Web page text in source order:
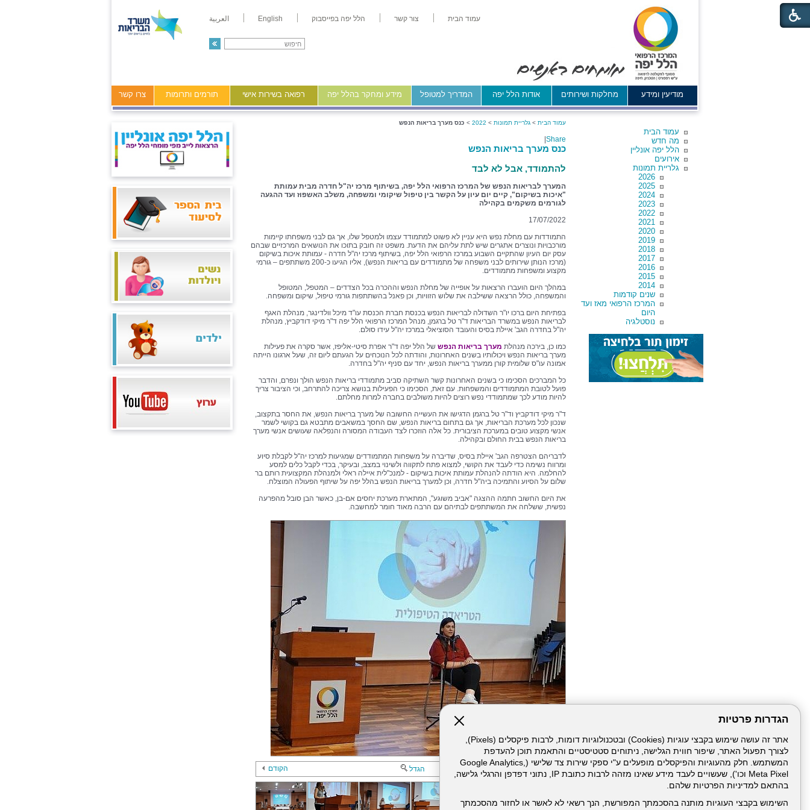
הגדרות פרטיות
אתר זה עושה שימוש בקבצי עוגיות (Cookies) ובטכנולוגיות דומות, לרבות פיקסלים (Pixels),
לצורך תפעול האתר, שיפור חווית הגלישה, ניתוחים סטטיסטיים והתאמת תוכן להעדפת
המשתמש. חלק מהעוגיות והפיקסלים מופעלים ע"י ספקי שירות צד שלישי (Google Analytics,
Meta Pixel וכו'), שעשויים לעבד מידע שאינו מזהה לרבות כתובת IP, נתוני דפדפן והרגלי גלישה,
בהתאם למדיניות הפרטיות שלהם.
השימוש בקבצי העוגיות מותנה בהסכמתך המפורשת, הנך רשאי לא לאשר או לחזור מהסכמתך
עמוד הבית צור קשר הלל יפה בפייסבוק English العربية
מודיעין ומידע מחלקות ושירותים אודות הלל יפה המדריך למטופל מידע ומחקר בהלל יפה רפואה בשירות אישי תורמים ותרומות צרו קשר
עמוד הבית
מה חדש
הלל יפה אונליין
אירועים
גלריית תמונות
2026
2025
2024
2023
2022
2021
2020
2019
2018
2017
2016
2015
2014
שנים קודמות
המרכז הרפואי מאז ועד
היום
נוסטלגיה
עמוד הבית > גלריית תמונות >
2022
> כנס מערך בריאות הנפש
Share
כנס מערך בריאות הנפש
להתמודד, אבל לא לבד
המערך לבריאות הנפש של המרכז הרפואי הלל יפה, בשיתוף מרכז יה"ל חדרה מבית עמותת
"איכות בשיקום", קיים יום עיון על הקשר בין טיפול שיקומי ומשפחה, משלב האשפוז ועד ההגעה
לגורמים משקמים בקהילה
17/07/2022
התמודדות עם מחלת נפש היא עניין לא פשוט למתמודד עצמו ולמטפל שלו, אך גם לבני משפחתו קיימות
מורכבויות ונוצרים אתגרים שיש לתת עליהם את הדעת. משפט זה חובק בתוכו את הנושאים המרכזיים שבהם
עסק יום העיון שהתקיים השבוע במרכז הרפואי הלל יפה, בשיתוף מרכז יה"ל חדרה - עמותת איכות בשיקום
(מרכז הנותן שירותים לבני משפחה של מתמודדים עם בריאות הנפש), אליו הגיעו כ-200 משתתפים – גורמי
מקצוע ומשפחות מתמודדים.
במהלך היום הועברו הרצאות על אופייה של מחלת הנפש וההכרה בכל הצדדים – המטפל, המטופל
והמשפחה, כולל הרצאה ששילבה את שלוש הזוויות, וכן פאנל בהשתתפות גורמי טיפול, שיקום ומשפחה.
בפתיחת היום ברכו יו"ר השדולה לבריאות הנפש בכנסת חברת הכנסת עו"ד מיכל וולדינגר, מנהלת האגף
לבריאות הנפש במשרד הבריאות ד"ר טל ברגמן, מנהל המרכז הרפואי הלל יפה ד"ר מיקי דודקביץ, מנהלת
יה"ל בחדרה הגב' איילת בסיס והעובד הסוציאלי במרכז יה"ל עידו סולם.
כמו כן, בירכה מנהלת מערך בריאות הנפש של הלל יפה ד"ר אפרת סיטי-אליפז, אשר סקרה את פעילות
מערך בריאות הנפש ויכולותיו בשנים האחרונות, והודתה לכל הנוכחים על הגעתם ליום זה, שעל ארגונו הייתה
אמונה עו"ס שלומית קורן ממערך בריאות הנפש, יחד עם סניף יה"ל בחדרה.
כל המברכים הסכימו כי בשנים האחרונות קשר השתיקה סביב מתמודדי בריאות הנפש הולך ונפרם, והדבר
פועל לטובת המתמודדים והמשפחות. עם זאת, הסכימו כי הפעילות בנושא צריכה להתרחב, וכי הציבור צריך
להיות מודע לכך שמתמודדי נפש רוצים להיות משולבים בחברה למרות מחלתם.
ד"ר מיקי דודקביץ וד"ר טל ברגמן הדגישו את העשייה החשובה של מערך בריאות הנפש, את החסר בתקצוב,
שנכון לכל מערכת הבריאות, אך גם בתחום בריאות הנפש, שם החסך במשאבים מתבטא גם בקושי לשמר
אנשי מקצוע טובים במערכת הציבורית. כל אלה הוזכרו לצד העבודה המסורה והנפלאה שעושים אנשי מערך
בריאות הנפש בבית החולם ובקהילה.
לדבריהם הצטרפה הגב' איילת בסיס, שדיברה על משפחות המתמודדים שמגיעות למרכז יה"ל לקבלת סיוע
ומרווח נשימה כדי לעבד את הקושי, למצוא פתח לתקווה ולשינוי במצב, ובעיקר, בכדי לקבל כלים למסע
להחלמה. היא הודתה להנהלת עמותת איכות בשיקום - למנכ"לית איילה ראלי ולמנהלת המקצועית רותם בר
שלום על הסיוע והתמיכה ביה"ל חדרה, וכן למערך בריאות הנפש בהלל יפה על שיתוף הפעולה המוצלח.
את היום החשוב חתמה ההצגה "אביב משוגע", המתארת מערכת יחסים אם-בן, כאשר הבן סובל מהפרעה
נפשית, ששלחה את המשתתפים לבתיהם עם הרבה מאוד חומר למחשבה.
הקודם הגדל